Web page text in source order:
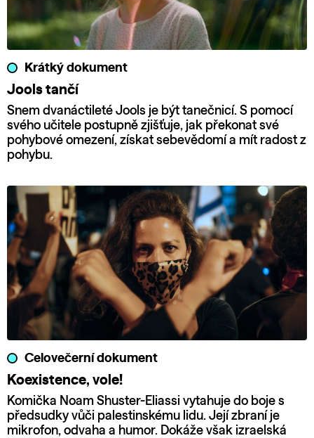
Krátký dokument
Jools tančí
Snem dvanáctileté Jools je být tanečnicí. S pomocí
svého učitele postupně zjišťuje, jak překonat své
pohybové omezení, získat sebevědomí a mít radost z
pohybu.
Celovečerní dokument
Koexistence, vole!
Komička Noam Shuster-Eliassi vytahuje do boje s
předsudky vůči palestinskému lidu. Její zbraní je
mikrofon, odvaha a humor. Dokáže však izraelská